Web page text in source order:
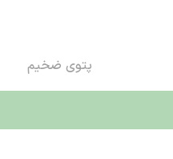
پتوی ضخیم